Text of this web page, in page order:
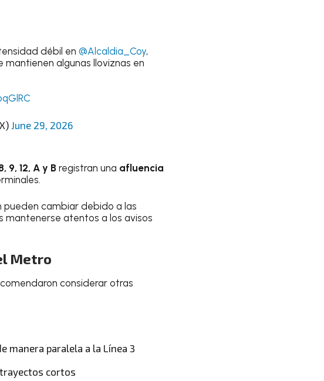
débil en @Alcaldia_Coy,
mantienen algunas lloviznas en
June 29, 2026
9, 12, A y B registran una afluencia
pueden cambiar debido a las
mantenerse atentos a los avisos
Metro
considerar otras
manera paralela a la Línea 3
cortos